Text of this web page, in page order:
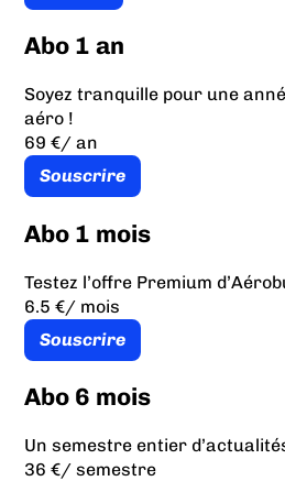
Abo 1 an
Soyez tranquille pour une
aéro !
69 €/ an
Souscrire
Abo 1 mois
Testez l’offre Premium
6.5 €/ mois
Souscrire
Abo 6 mois
Un semestre entier
36 €/ semestre